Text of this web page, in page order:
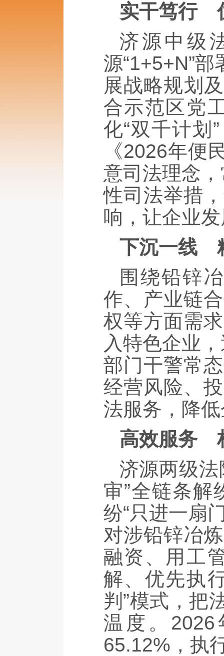
实干笃行
济源中级
源“1+5+N”
展战略规划
合示范区党
化“双千计划
《2026年便
意司法理念
性司法举措
响，让企业
下沉一线精
围绕铅锌
作、产业链
权等方面需
入特色企业
部门干警常
经营风险、
法服务，降
高效服务构
济源两级
审”全链条解
纷“只进一扇
对涉铅锌冶
融资、用工
解、优先执
判”模式，把
温度。
65.12%，执